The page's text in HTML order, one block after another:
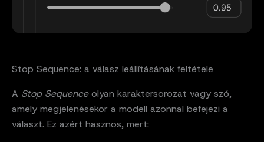
Stop Sequence: a válasz leállításának feltétele
A Stop Sequenceolyan karaktersorozat vagy szó,
amely megjelenésekor a modell azonnal befejezi a
választ. Ez azért hasznos, mert: